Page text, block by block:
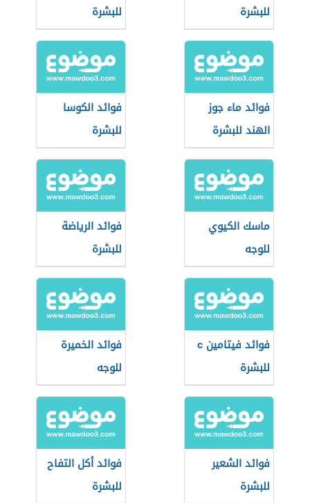
للبشرة
للبشرة
فوائد ماء جوز
الهند للبشرة
فوائد الكوسا
للبشرة
ماسك الكيوي
للوجه
فوائد الرياضة
للبشرة
فوائد فيتامين c
للبشرة
فوائد الخميرة
للوجه
فوائد الشعير
للبشرة
فوائد أكل التفاح
للبشرة